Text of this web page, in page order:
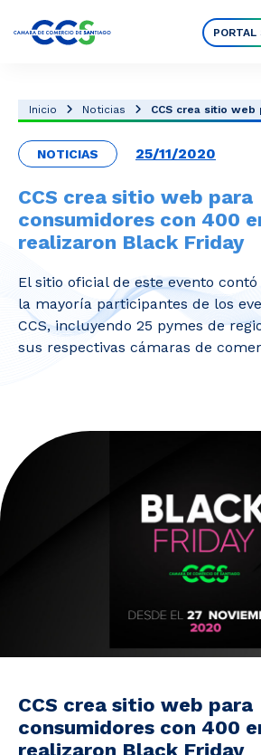
PORTAL
Nuestra Institución
Pilares Estratégicos
Comités de Trabajo
Eventos
CAM Santiago
Unidades de Servicios
Inicio Noticias CCS crea sitio
NOTICIAS 25/11/2020
CCS crea sitio web para
consumidores con 400
realizaron Black Friday
El sitio oficial de este evento
la mayoría participantes de los
CCS, incluyendo 25 pymes de
sus respectivas cámaras de
CCS crea sitio web para
consumidores con 400
realizaron Black Friday